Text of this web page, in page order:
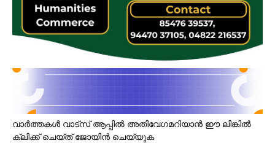
വാർത്തകൾ വാട്സ് ആപ്പിൽ അതിവേഗമറിയാൻ ഈ ലിങ്കിൽ
ക്ലിക്ക് ചെയ്ത് ജോയിൻ ചെയ്യുക